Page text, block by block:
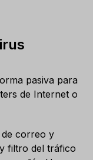
pasiva para
de Internet o
correo y
filtro del tráfico